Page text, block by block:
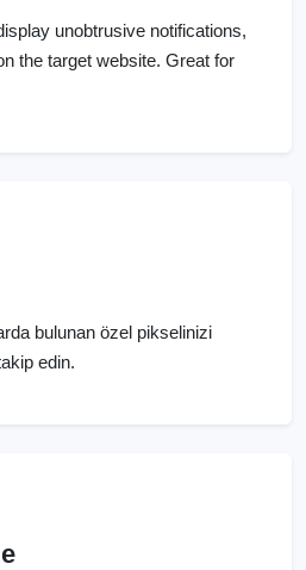
unobtrusive notifications,
the target website. Great for
bulunan özel pikselinizi
edin.